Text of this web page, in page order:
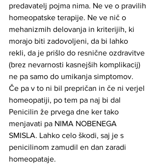
predavatelj pojma nima. Ne ve o pravilih
homeopatske terapije. Ne ve nič o
mehanizmih delovanja in kriterijih, ki
morajo biti zadovoljeni, da bi lahko
rekli, da je prišlo do resnične ozdravitve
(brez nevarnosti kasnejših komplikacij)
ne pa samo do umikanja simptomov.
Če pa v to ni bil prepričan in če ni verjel
homeopatiji, po tem pa naj bi dal
Penicilin že prvega dne ker tako
menjavati pa NIMA NOBENEGA
SMISLA. Lahko celo škodi, saj je s
penicilinom zamudil en dan zaradi
homeopataje.